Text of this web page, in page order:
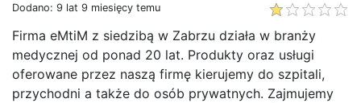
Dodano: 9 lat 9 miesięcy temu
Firma eMtiM z siedzibą w Zabrzu działa w branży
medycznej od ponad 20 lat. Produkty oraz usługi
oferowane przez naszą firmę kierujemy do szpitali,
przychodni a także do osób prywatnych. Zajmujemy